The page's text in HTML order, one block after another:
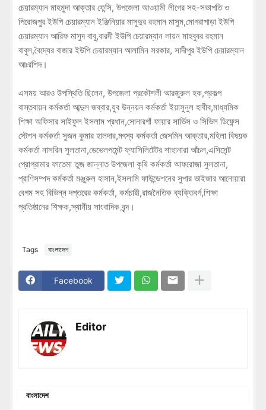
চেয়ারম্যান মাহমুদা আক্তার ফেন্সি, উপজেলা আওয়ামী লীগের সহ-সভাপতি ও
পিরোজপুর ইউপি চেয়ারম্যান ইঞ্জিনিয়ার মাসুদুর রহমান মাসুম,মোগরাপাড়া ইউপি
চেয়ারম্যান আরিফ মাসুদ বাবু,বারদী ইউপি চেয়ারম্যান লায়ন মাহবুবর রহমান
বাবুল,বৈদ্যের বাজার ইউপি চেয়ারম্যান আলামিন সরকার, সাদীপুর ইউপি চেয়ারম্যান
আঃরশিদ।
এসময় আরও উপস্থিতি ছিলেন, উপজেলা প্রকৌশলী আরজুরুল হক,প্রকল্প
বাস্তবায়ন কর্মকর্তা আব্দুল জব্বার,যুব উন্নয়ন কর্মকর্তা ইয়াসুনুল হাবীব,মাধ্যমিক
শিক্ষা অফিসার সাইফুল ইসলাম প্রধান,সোনারগাঁ ফায়ার সার্ভিস ও সিভিল ডিফেন্স
স্টেশন কর্মকর্তা সুজন কুমার হালদার,মৎস্য কর্মকর্তা জেসমিন আক্তার,মহিলা বিষয়ক
কর্মকর্তা নাসরিন সুলতানা,ডেভেলপমেন্ট ফ্যাসিলিটেটর শাহানারা আঁচল,এসিসেন্ট
প্রোগ্রামার ফাতেমা তুজ জান্নাত উপজেলা কৃষি কর্মকর্তা আফরোজা সুলতানা,
প্রাণিসম্পদ কর্মকর্তা মঞ্জুরুল হাসান,ইসলামি ফাউন্ডেশনের সুপার ভাইজার আনোয়ারা
বেগম সহ বিভিন্ন দপ্তরের কর্মকর্তা, কর্মচারী,রাজনৈতিক ব্যক্তিবর্গ,শিক্ষা
প্রতিষ্ঠানের শিক্ষক,স্থানীয় সাংবাদিক বৃন্দ।
Tags বাংলাদেশ
Facebook
Editor
বাংলাদেশ